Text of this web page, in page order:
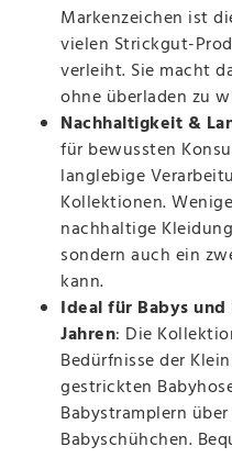
Markenzeichen ist
vielen Strickgut-
verleiht. Sie macht
ohne überladen zu
Nachhaltigkeit &
für bewussten
langlebige
Kollektionen.
nachhaltige
sondern auch ein
kann.
Ideal für Babys
Jahren: Die
Bedürfnisse der
gestrickten
Babystramplern
Babyschühchen.